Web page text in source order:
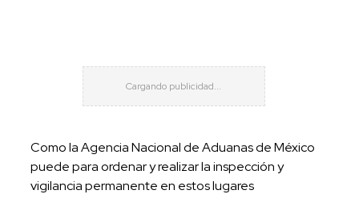
Como la Agencia Nacional de Aduanas de México
puede para ordenar y realizar la inspección y
vigilancia permanente en estos lugares